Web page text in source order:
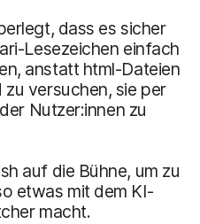
dass es sicher
Lesezeichen einfach
anstatt html-Dateien
versuchen, sie per
Nutzer:innen zu
auf die Bühne, um zu
etwas mit dem KI-
macht.